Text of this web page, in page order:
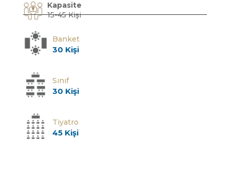
Kapasite
15-45 Kişi
Banket
30 Kişi
Sınıf
30 Kişi
Tiyatro
45 Kişi